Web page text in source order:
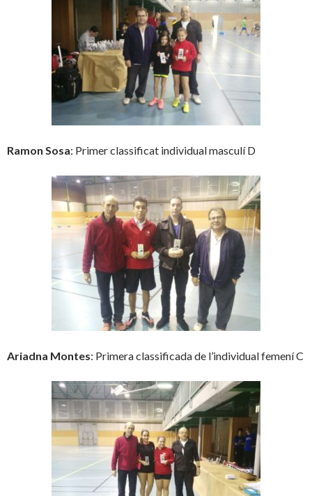
Ramon Sosa: Primer classificat individual masculí D
Ariadna Montes: Primera classificada de l’individual femení C